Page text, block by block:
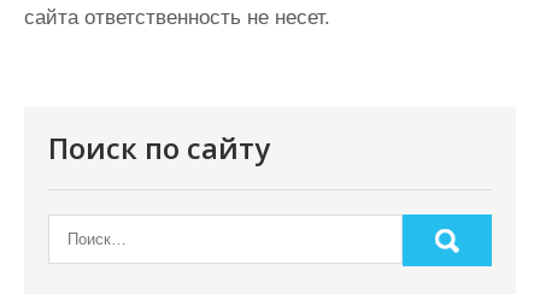
сайта ответственность не несет.
Поиск по сайту